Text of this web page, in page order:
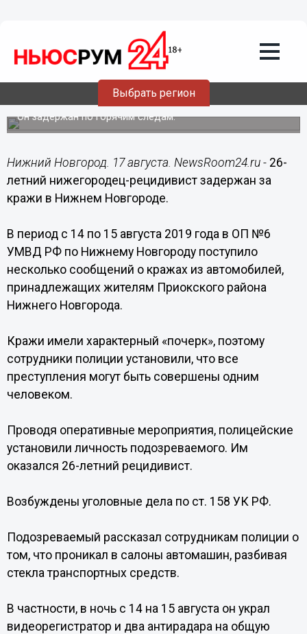
Выбрать регион
26-летний нижегородец-рецидивист
похищал видеорегистраторы и
Он задержан по горячим следам.
Нижний Новгород. 17 августа. NewsRoom24.ru - 26-
летний нижегородец-рецидивист задержан за
кражи в Нижнем Новгороде.
В период с 14 по 15 августа 2019 года в ОП №6
УМВД РФ по Нижнему Новгороду поступило
несколько сообщений о кражах из автомобилей,
принадлежащих жителям Приокского района
Нижнего Новгорода.
Кражи имели характерный «почерк», поэтому
сотрудники полиции установили, что все
преступления могут быть совершены одним
человеком.
Проводя оперативные мероприятия, полицейские
установили личность подозреваемого. Им
оказался 26-летний рецидивист.
Возбуждены уголовные дела по ст. 158 УК РФ.
Подозреваемый рассказал сотрудникам полиции о
том, что проникал в салоны автомашин, разбивая
стекла транспортных средств.
В частности, в ночь с 14 на 15 августа он украл
видеорегистратор и два антирадара на общую